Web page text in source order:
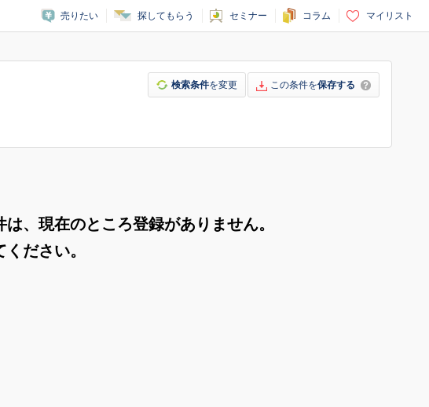
売りたい 探してもらう セミナー コラム マイリスト
検索条件を変更 この条件を保存する
、現在のところ登録がありません。
ださい。